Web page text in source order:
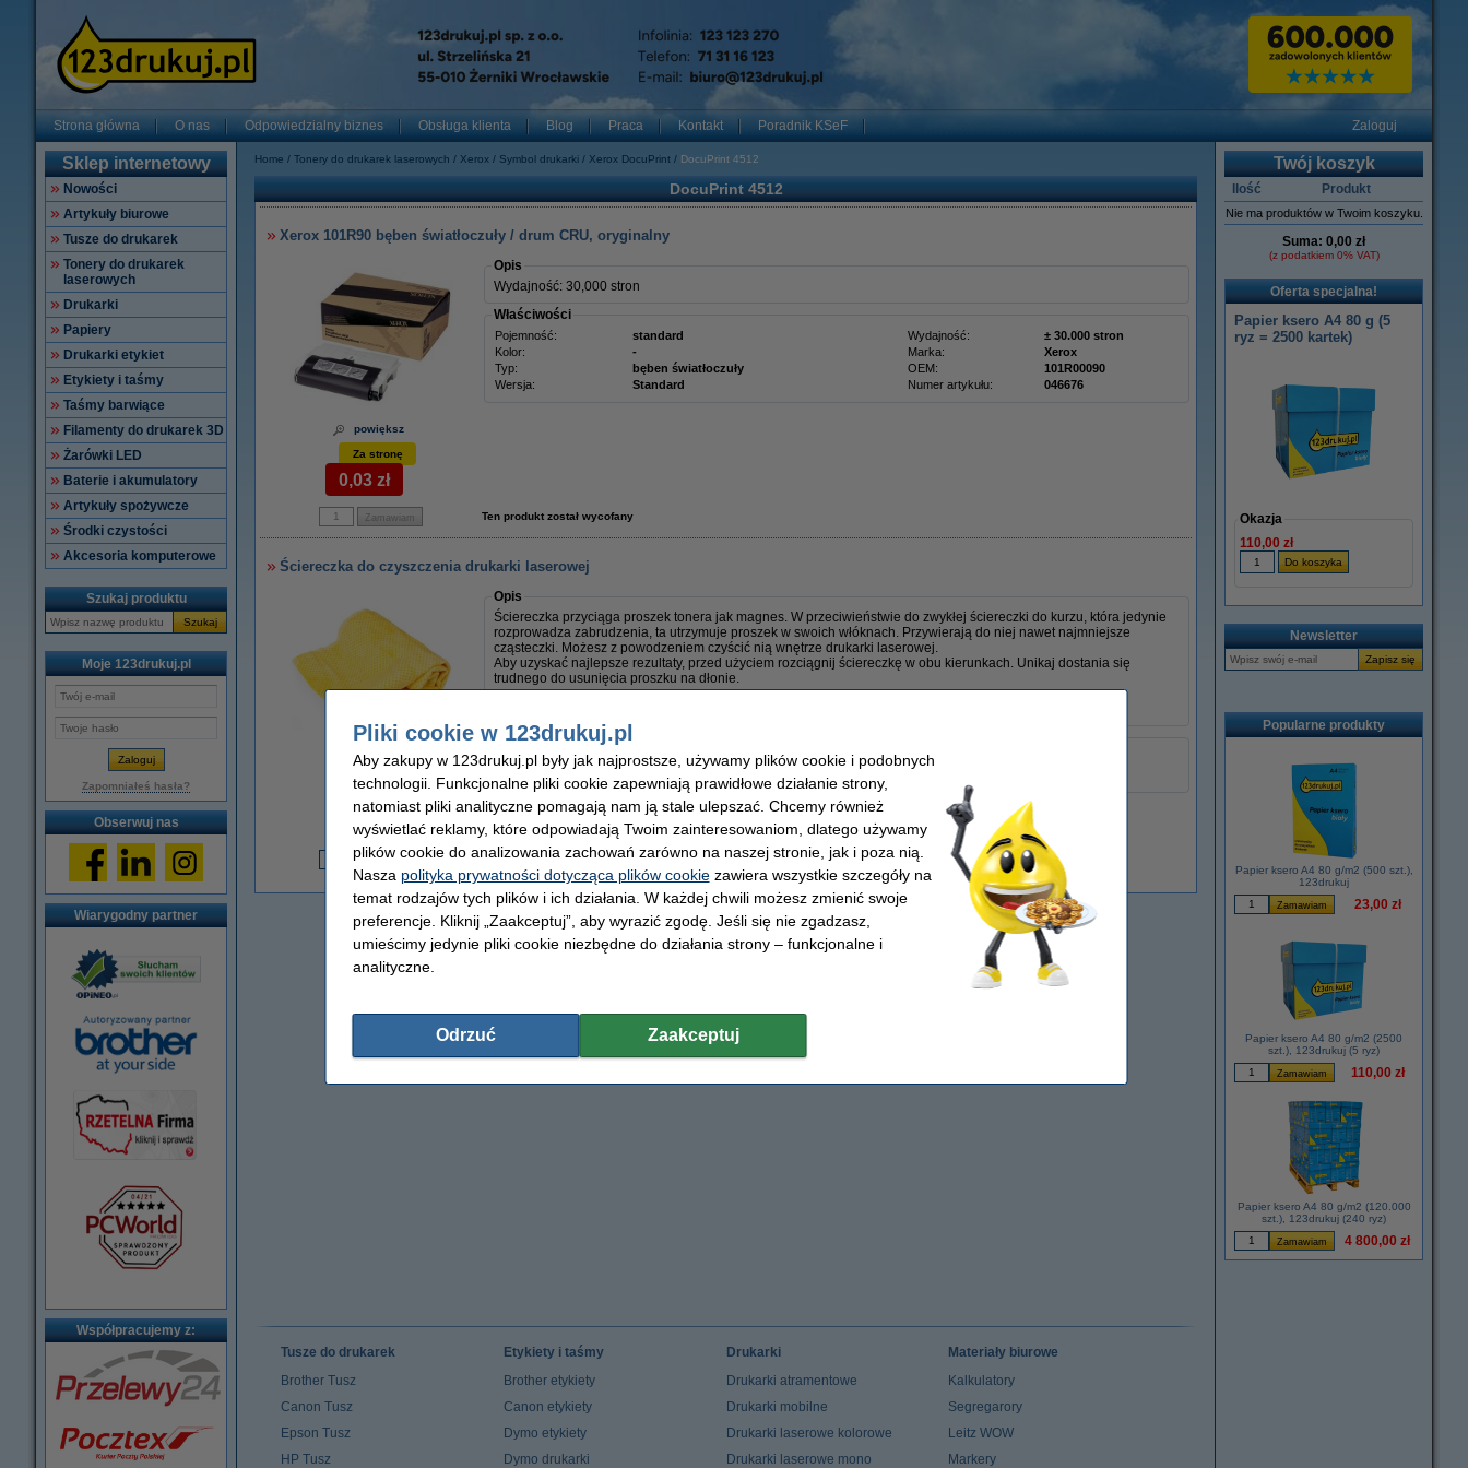
Strona główna O nas Odpowiedzialny biznes Obsługa klienta Blog Praca Kontakt Poradnik KSeF Zaloguj
Sklep internetowy
Nowości
Artykuły biurowe
Tusze do drukarek
Tonery do drukarek
laserowych
Drukarki
Papiery
Drukarki etykiet
Etykiety i taśmy
Taśmy barwiące
Filamenty do drukarek 3D
Żarówki LED
Baterie i akumulatory
Artykuły spożywcze
Środki czystości
Akcesoria komputerowe
Szukaj produktu
Szukaj
Moje 123drukuj.pl
Zapomniałeś hasła?
Obserwuj nas
Wiarygodny partner
Współpracujemy z:
Home Tonery do drukarek laserowych Xerox Symbol drukarki Xerox DocuPrint DocuPrint 4512
DocuPrint 4512
Xerox 101R90 bęben światłoczuły / drum CRU, oryginalny
powiększ
Opis
Wydajność: 30,000 stron
Właściwości
Pojemność: standard Wydajność:
± 30.000 stron
Kolor:
- Marka:
Xerox
Typ:
bęben światłoczuły OEM:
101R00090
Wersja:
Standard Numer artykułu: 046676
Za stronę
0,03 zł
Ten produkt został wycofany
Ściereczka do czyszczenia drukarki laserowej
powiększ
Opis
Ściereczka przyciąga proszek tonera jak magnes. W przeciwieństwie do zwykłej ściereczki do kurzu, która jedynie
rozprowadza zabrudzenia, ta utrzymuje proszek w swoich włóknach. Przywierają do niej nawet najmniejsze
cząsteczki. Możesz z powodzeniem czyścić nią wnętrze drukarki laserowej.
Aby uzyskać najlepsze rezultaty, przed użyciem rozciągnij ściereczkę w obu kierunkach. Unikaj dostania się
trudnego do usunięcia proszku na dłonie.
Właściwości
Typ: ściereczka do czyszczenia Kolor:
Zamów na poniedziałek
7,50 zł
6,10 zł bez VAT Dostępny
Twój koszyk
Ilość Produkt
Nie ma produktów w Twoim koszyku.
Suma: 0,00 zł
(z podatkiem 0% VAT)
Oferta specjalna!
Papier ksero A4 80 g (5
ryz = 2500 kartek)
Okazja
110,00 zł
Newsletter
Popularne produkty
Papier ksero A4 80 g/m2 (500 szt.),
123drukuj
23,00 zł
Papier ksero A4 80 g/m2 (2500
szt.), 123drukuj (5 ryz)
110,00 zł
Papier ksero A4 80 g/m2 (120.000
szt.), 123drukuj (240 ryz)
4 800,00 zł
Tusze do drukarek
Brother Tusz
Canon Tusz
Epson Tusz
HP Tusz
Etykiety i taśmy
Brother etykiety
Canon etykiety
Dymo etykiety
Dymo drukarki
Drukarki
Drukarki atramentowe
Drukarki mobilne
Drukarki laserowe kolorowe
Drukarki laserowe mono
Materiały biurowe
Kalkulatory
Segregarory
Leitz WOW
Markery
Pliki cookie w 123drukuj.pl
Aby zakupy w 123drukuj.pl były jak najprostsze, używamy plików cookie i podobnych
technologii. Funkcjonalne pliki cookie zapewniają prawidłowe działanie strony,
natomiast pliki analityczne pomagają nam ją stale ulepszać. Chcemy również
wyświetlać reklamy, które odpowiadają Twoim zainteresowaniom, dlatego używamy
plików cookie do analizowania zachowań zarówno na naszej stronie, jak i poza nią.
Nasza polityka prywatności dotycząca plików cookiezawiera wszystkie szczegóły na
temat rodzajów tych plików i ich działania. W każdej chwili możesz zmienić swoje
preferencje. Kliknij „Zaakceptuj”, aby wyrazić zgodę. Jeśli się nie zgadzasz,
umieścimy jedynie pliki cookie niezbędne do działania strony – funkcjonalne i
analityczne.
Odrzuć Zaakceptuj